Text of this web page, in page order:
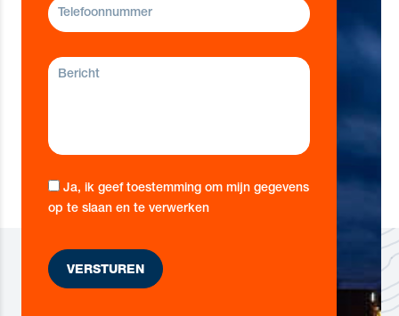
Ja, ik geef toestemming om mijn gegevens
op te slaan en te verwerken